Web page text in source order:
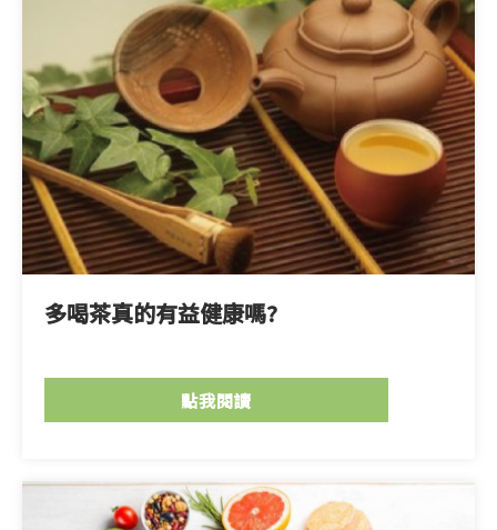
多喝茶真的有益健康嗎?
點我閱讀